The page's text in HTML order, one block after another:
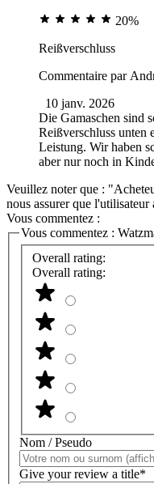
20%
Reißverschluss
Commentaire par
10 janv. 2026
Die Gamaschen sind
Reißverschluss unten
Leistung. Wir haben
aber nur noch in
Veuillez noter que :
nous assurer que
Vous commentez :
Vous commentez :
Overall rating:
Overall rating:
Nom / Pseudo
Give your review a title*